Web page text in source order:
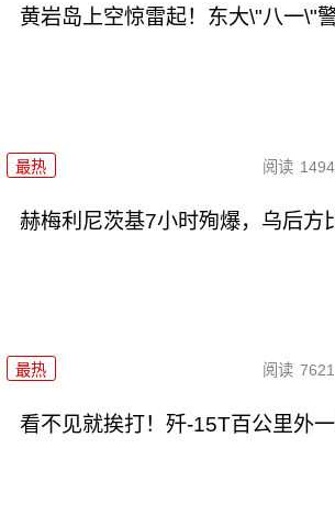
黄岩岛上空惊雷起！东大\"八一\"
最热 阅读
赫梅利尼茨基7小时殉爆，乌后方
最热 阅读 7621
看不见就挨打！歼-15T百公里外